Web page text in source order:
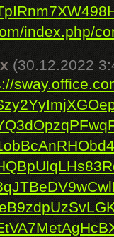
index.php/
(30.12.2022